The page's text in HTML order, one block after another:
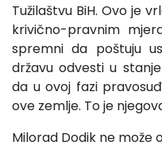
Tužilaštvu BiH. Ovo je
krivično-pravnim
spremni da poštuju
državu odvesti u
da u ovoj fazi
ove zemlje. To je
Milorad Dodik ne može